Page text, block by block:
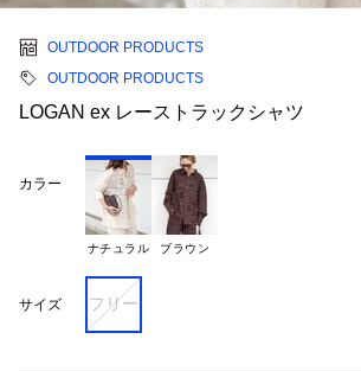
OUTDOOR PRODUCTS
OUTDOOR PRODUCTS
LOGAN ex レーストラックシャツ
カラー
ナチュラル ブラウン
サイズ フリー